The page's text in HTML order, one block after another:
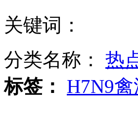
浙新增4例人感染H7N9禽流感
关键词：
分类名称： 热
标签：
H7N9